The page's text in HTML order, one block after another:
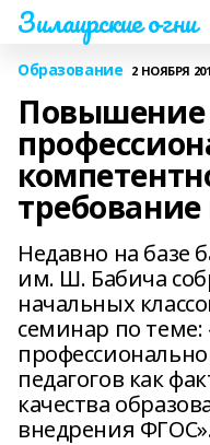
Зилаирские огни
Образование 2 НОЯБРЯ
Повышение
Недавно на базе
им. Ш. Бабича
начальных
семинар по теме:
педагогов как
качества
внедрения